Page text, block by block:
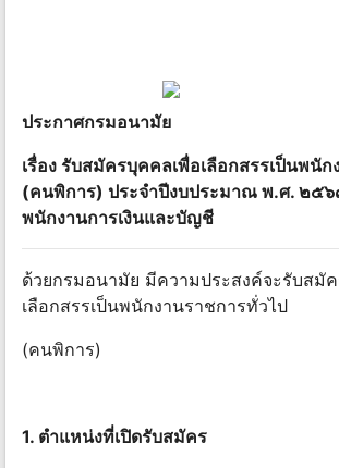
ประกาศกรมอนามัย
เรื่อง รับสมัครบุคคลเพื่อเลือกสรรเป็นพนั
(คนพิการ) ประจําปีงบประมาณ พ.ศ. ๒๕๖
พนักงานการเงินและบัญชี
ด้วยกรมอนามัย มีความประสงค์จะรับสมั
เลือกสรรเป็นพนักงานราชการทั่วไป
(คนพิการ)
1. ตําแหน่งที่เปิดรับสมัคร